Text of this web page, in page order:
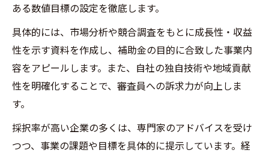
容
経営コンサルタント 東京で探す成功事例と
ヒント
補助金獲得後の経営コンサルティング活用
申請書作成を通じた経営コンサルの実践的効果
ある数値目標の設定を徹底します。
具体的には、市場分析や競合調査をもとに成長性・収益
性を示す資料を作成し、補助金の目的に合致した事業内
容をアピールします。また、自社の独自技術や地域貢献
性を明確化することで、審査員への訴求力が向上しま
す。
採択率が高い企業の多くは、専門家のアドバイスを受け
つつ、事業の課題や目標を具体的に提示しています。経